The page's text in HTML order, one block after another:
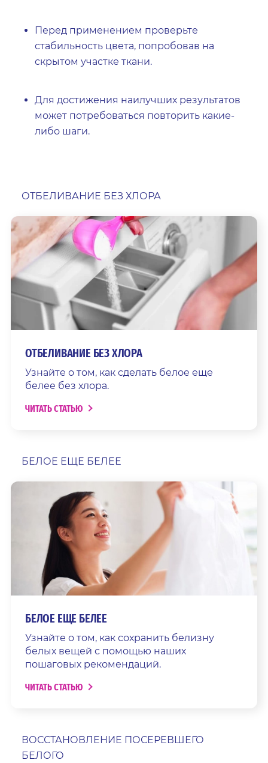
Перед применением проверьте
стабильность цвета, попробовав на
скрытом участке ткани.
Для достижения наилучших результатов
может потребоваться повторить какие-
либо шаги.
ОТБЕЛИВАНИЕ БЕЗ ХЛОРА
ОТБЕЛИВАНИЕ БЕЗ ХЛОРА
Узнайте о том, как сделать белое еще
белее без хлора.
ЧИТАТЬ СТАТЬЮ
БЕЛОЕ ЕЩЕ БЕЛЕЕ
БЕЛОЕ ЕЩЕ БЕЛЕЕ
Узнайте о том, как сохранить белизну
белых вещей с помощью наших
пошаговых рекомендаций.
ЧИТАТЬ СТАТЬЮ
ВОССТАНОВЛЕНИЕ ПОСЕРЕВШЕГО
БЕЛОГО